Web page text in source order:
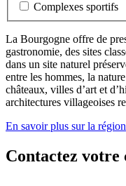
Complexes sportifs
La Bourgogne offre de
gastronomie, des sites
dans un site naturel
entre les hommes, la
châteaux, villes d’art et
architectures villageoises
En savoir plus sur la région
Contactez votre